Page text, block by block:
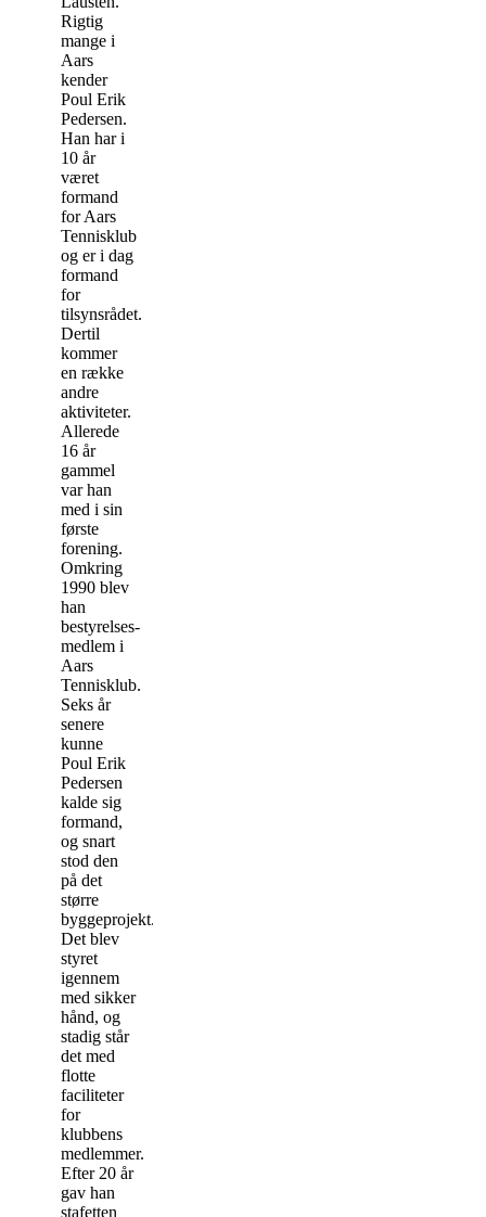
Rigtig
mange i
Aars
kender
Poul Erik
Pedersen.
Han har i
10 år
været
formand
for Aars
Tennisklub
og er i dag
formand
for
tilsynsrådet.
Dertil
kommer
en række
andre
aktiviteter.
Allerede
16 år
gammel
var han
med i sin
første
forening.
Omkring
1990 blev
han
bestyrelses-
medlem i
Aars
Tennisklub.
Seks år
senere
kunne
Poul Erik
Pedersen
kalde sig
formand,
og snart
stod den
på det
større
byggeprojekt.
Det blev
styret
igennem
med sikker
hånd, og
stadig står
det med
flotte
faciliteter
for
klubbens
medlemmer.
Efter 20 år
gav han
stafetten